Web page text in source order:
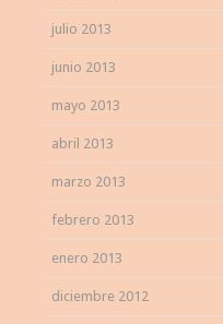
julio 2013
junio 2013
mayo 2013
abril 2013
marzo 2013
febrero 2013
enero 2013
diciembre 2012